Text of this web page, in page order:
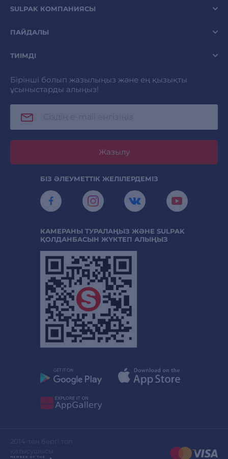
SULPAK КОМПАНИЯСЫ
ПАЙДАЛЫ
ТИІМДІ
Бірінші болып жазылыңыз және ең қызықты
ұсыныстарды алыңыз!
Жазылу
БІЗ ӘЛЕУМЕТТІК ЖЕЛІЛЕРДЕМІЗ
КАМЕРАНЫ ТУРАЛАҢЫЗ ЖӘНЕ SULPAK
ҚОЛДАНБАСЫН ЖҮКТЕП АЛЫҢЫЗ
2014-тен бергі топ
қатысушысы